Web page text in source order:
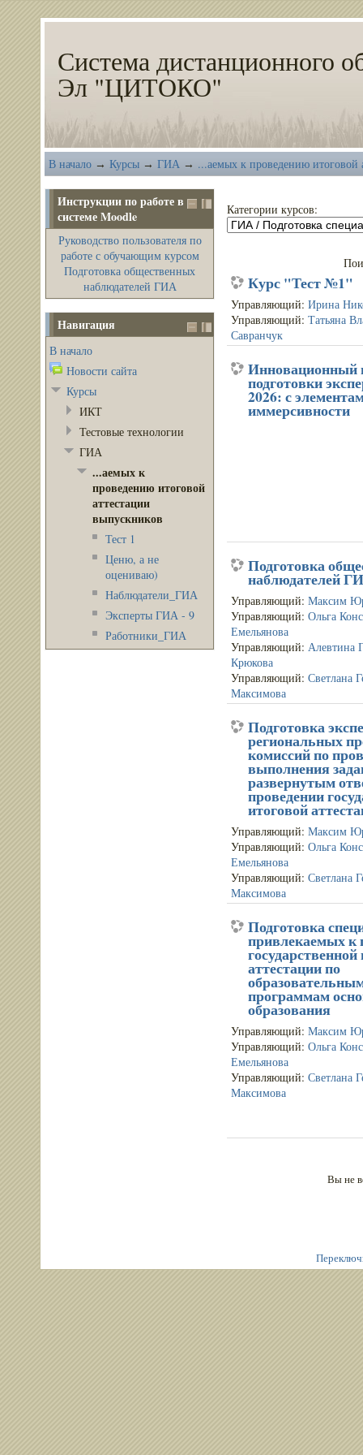
Система дистанционного
Эл "ЦИТОКО"
В начало → Курсы → ГИА → ...аемых к проведению итоговой
Категории курсов:
Курс "Тест №1"
Управляющий: Ирина
Управляющий: Татьяна
Савранчук
Инновационный
подготовки
2026: с
иммерсивности
Подготовка
наблюдателей
Управляющий: Максим
Управляющий: Ольга
Емельянова
Управляющий: Алевтина
Крюкова
Управляющий: Светлана
Максимова
Подготовка
региональных
комиссий по
выполнения
развернутым
проведении
итоговой
Управляющий: Максим
Управляющий: Ольга
Емельянова
Управляющий: Светлана
Максимова
Подготовка
привлекаемых к
аттестации по
программам
образования
Управляющий: Максим
Управляющий: Ольга
Емельянова
Управляющий: Светлана
Максимова
Инструкции по работе в
системе Moodle
Руководство пользователя по
работе с обучающим курсом
Подготовка общественных
наблюдателей ГИА
Навигация
В начало
Новости сайта
Курсы
ИКТ
Тестовые технологии
ГИА
...аемых к
проведению итоговой
аттестации
выпускников
Тест 1
Ценю, а не
оцениваю)
Наблюдатели_ГИА
Эксперты ГИА - 9
Работники_ГИА
Вы не